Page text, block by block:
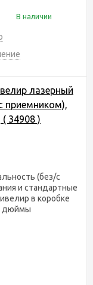
В наличии
лазерный
приемником),
34908 )
(без/с
и стандартные
в коробке
дюймы